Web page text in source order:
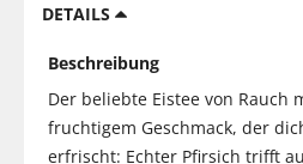
DETAILS
Beschreibung
Der beliebte Eistee von Rauch
fruchtigem Geschmack, der
erfrischt: Echter Pfirsich trifft